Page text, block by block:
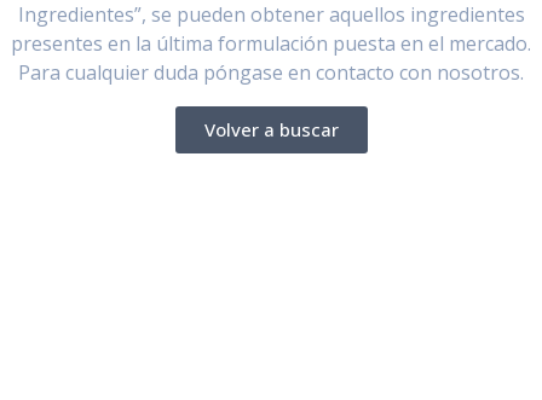
Ingredientes”, se pueden obtener aquellos ingredientes
presentes en la última formulación puesta en el mercado.
Para cualquier duda póngase en contacto con nosotros.
Volver a buscar